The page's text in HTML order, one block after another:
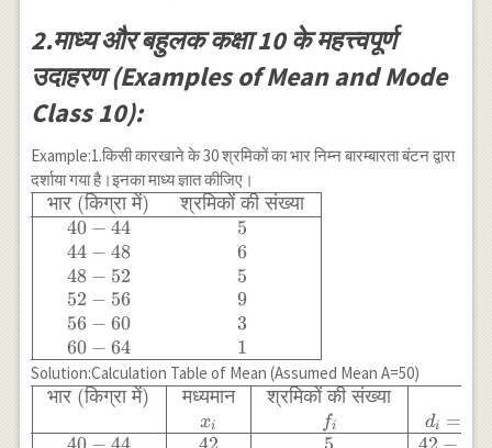
2.माध्य और बहुलक कक्षा 10 के महत्त्वपूर्ण
उदाहरण (Examples of Mean and Mode
Class 10):
Example:1.किसी कारखाने के 30 श्रमिकों का भार निम्न बारम्बारता बंटन द्वारा
दर्शाया गया है।इनका माध्य ज्ञात कीजिए।
\begin{array}
{|cccccc|}
\hline \text{
भार (किग्रा में) }
& \text{
श्रमिकों की
संख्या } \\
\hline 40-44
& 5 \\ 44-48
& 6 \\ 48-52
& 5 \\ 52-56
भार (किग्रा में)
40 − 44
44 − 48
48 − 52
52 − 56
56 − 60
60 − 64
श्रमिकों की संख्या
5
6
5
9
3
1
Solution:Calculation Table of Mean (Assumed Mean A=50)
\begin{array}
\hline \text{
भार (किग्रा में) मध्यमान
xi
श्रमिकों की संख्या
fi di =